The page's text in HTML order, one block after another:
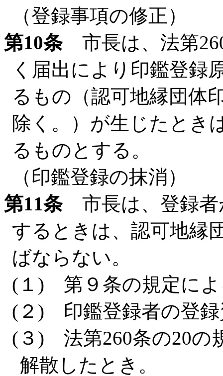
（登録事項の修正）
第10条市長は、法第
く届出により印鑑登録
るもの（認可地縁団体
除く。）が生じたとき
るものとする。
（印鑑登録の抹消）
第11条市長は、登録者
するときは、認可地縁
ばならない。
(１) 第９条の規定に
(２) 印鑑登録者の登録
(３) 法第260条の20の
解散したとき。